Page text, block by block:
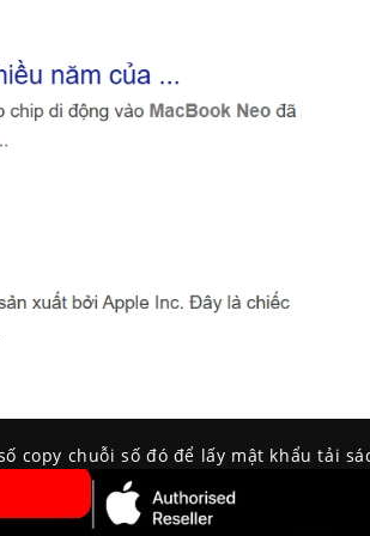
copy chuỗi số đó để lấy mật khẩu tải